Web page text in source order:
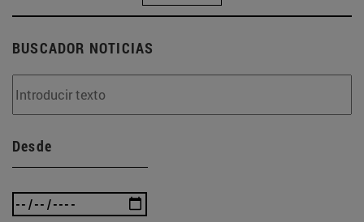
BUSCADOR NOTICIAS
Desde